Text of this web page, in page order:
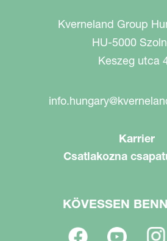
Kverneland Group
HU-5000
Keszeg utca
Karrier
Csatlakozna
KÖVESSEN